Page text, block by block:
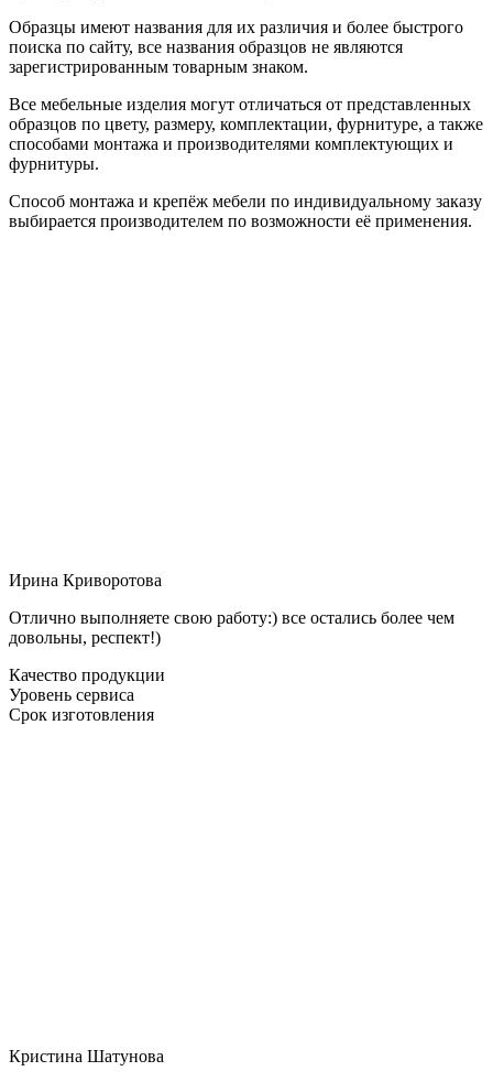
Образцы имеют названия для их различия и более быстрого
поиска по сайту, все названия образцов не являются
зарегистрированным товарным знаком.
Все мебельные изделия могут отличаться от представленных
образцов по цвету, размеру, комплектации, фурнитуре, а также
способами монтажа и производителями комплектующих и
фурнитуры.
Способ монтажа и крепёж мебели по индивидуальному заказу
выбирается производителем по возможности её применения.
Ирина Криворотова
Отлично выполняете свою работу:) все остались более чем
довольны, респект!)
Качество продукции
Уровень сервиса
Срок изготовления
Кристина Шатунова